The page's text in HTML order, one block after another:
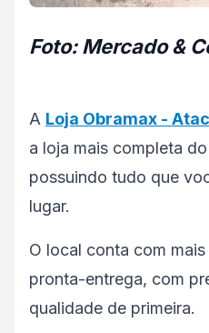
Foto: Mercado &
A Loja Obramax -
a loja mais completa
possuindo tudo que
lugar.
O local conta com mais
pronta-entrega, com
qualidade de primeira.